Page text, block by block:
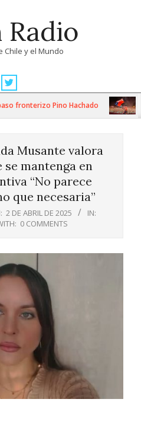
Chile y el Mundo
fronterizo Pino Hachado
Musante valora
se mantenga en
“No parece
que necesaria”
2 DE ABRIL DE 2025
IN:
0 COMMENTS